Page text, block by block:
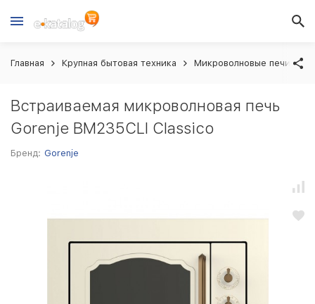
Главная Крупная бытовая техника Микроволновые печи
Встраиваемая микроволновая печь
Gorenje BM235CLI Classico
Бренд: Gorenje